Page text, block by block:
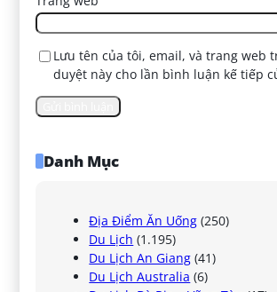
Lưu tên của tôi, email, và trang web
duyệt này cho lần bình luận kế tiếp
Danh Mục
Địa Điểm Ăn Uống (250)
Du Lịch (1.195)
Du Lịch An Giang (41)
Du Lịch Australia (6)